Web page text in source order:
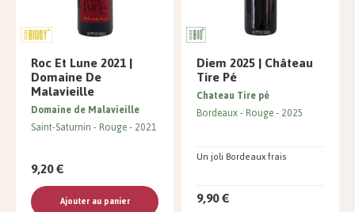
Roc Et Lune 2021 |
Domaine De
Malavieille
Domaine de Malavieille
Saint-Saturnin Rouge 2021
9,20 €
Ajouter au panier
Diem 2025 | Château
Tire Pé
Un joli Bordeaux frais
Chateau Tire pé
Bordeaux Rouge 2025
9,90 €